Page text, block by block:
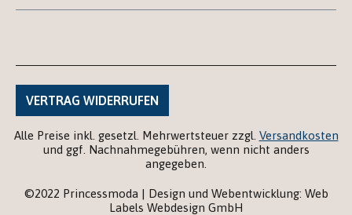
VERTRAG WIDERRUFEN
Alle Preise inkl. gesetzl. Mehrwertsteuer zzgl. Versandkosten
und ggf. Nachnahmegebühren, wenn nicht anders
angegeben.
©2022 Princessmoda | Design und Webentwicklung: Web
Labels Webdesign GmbH